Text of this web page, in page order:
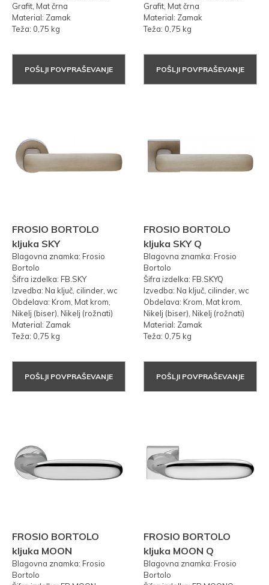
Grafit, Mat črna
Material: Zamak
Teža: 0,75 kg
POŠLJI POVPRAŠEVANJE
Grafit, Mat črna
Material: Zamak
Teža: 0,75 kg
POŠLJI POVPRAŠEVANJE
FROSIO BORTOLO
kljuka SKY
Blagovna znamka: Frosio
Bortolo
Šifra izdelka: FB.SKY
Izvedba: Na ključ, cilinder, wc
Obdelava: Krom, Mat krom,
Nikelj (biser), Nikelj (rožnati)
Material: Zamak
Teža: 0,75 kg
POŠLJI POVPRAŠEVANJE
FROSIO BORTOLO
kljuka SKY Q
Blagovna znamka: Frosio
Bortolo
Šifra izdelka: FB.SKYQ
Izvedba: Na ključ, cilinder, wc
Obdelava: Krom, Mat krom,
Nikelj (biser), Nikelj (rožnati)
Material: Zamak
Teža: 0,75 kg
POŠLJI POVPRAŠEVANJE
FROSIO BORTOLO
kljuka MOON
Blagovna znamka: Frosio
Bortolo
FROSIO BORTOLO
kljuka MOON Q
Blagovna znamka: Frosio
Bortolo